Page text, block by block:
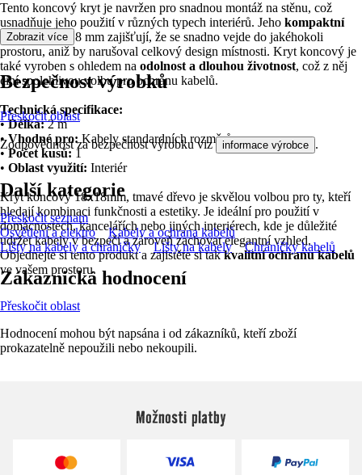
Tento koncový kryt je navržen pro snadnou montáž na stěnu, což
usnadňuje jeho použití v různých typech interiérů. Jeho kompaktní
rozměry 18x18 mm zajišťují, že se snadno vejde do jakéhokoli
prostoru, aniž by narušoval celkový design místnosti. Kryt koncový je
také vyroben s ohledem na odolnost a dlouhou životnost, což z něj
činí spolehlivou volbu pro ochranu kabelů.
Technická specifikace:
•Délka:2 m
•Vhodné pro: Kabely standardních rozměrů
•Počet kusů:1
• Oblast využití: Interiér
Kryt koncový 18x18mm, tmavé dřevo je skvělou volbou pro ty, kteří
hledají kombinaci funkčnosti a estetiky. Je ideální pro použití v
domácnostech, kancelářích nebo jiných interiérech, kde je důležité
udržet kabely v bezpečí a zároveň zachovat elegantní vzhled.
Objednejte si tento produkt a zajistěte si takkvalitní ochranu kabelů
ve vašem prostoru.
Zobrazit více
Bezpečnost výrobků
Přeskočit oblast
Zodpovědnost za bezpečnost výrobku viz informace výrobce .
Další kategorie
Přeskočit seznam
Osvětlení a elektro
Kabely a ochrana kabelů
Lišty na kabely a chráničky
Lišty na kabely Chráničky kabelů
Zákaznická hodnocení
Přeskočit oblast
Hodnocení mohou být napsána i od zákazníků, kteří zboží
prokazatelně nepoužili nebo nekoupili.
Možnosti platby